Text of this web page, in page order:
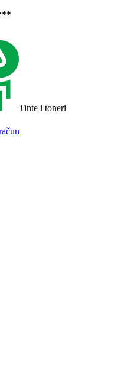
Tinte i toneri